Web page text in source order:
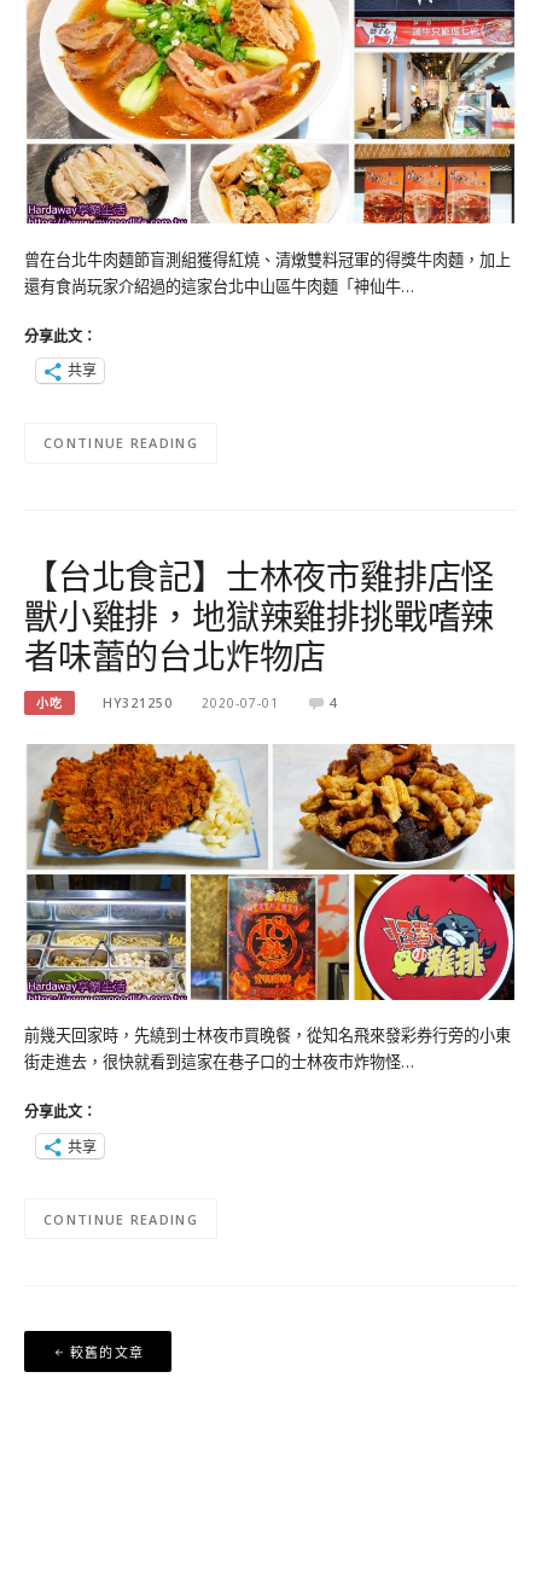
曾在台北牛肉麵節盲測組獲得紅燒、清燉雙料冠軍的得獎牛肉麵，加上
還有食尚玩家介紹過的這家台北中山區牛肉麵「神仙牛…
分享此文：
共享
CONTINUE READING
【台北食記】士林夜市雞排店怪
獸小雞排，地獄辣雞排挑戰嗜辣
者味蕾的台北炸物店
小吃 HY321250 2020-07-01 4
前幾天回家時，先繞到士林夜市買晚餐，從知名飛來發彩券行旁的小東
街走進去，很快就看到這家在巷子口的士林夜市炸物怪…
分享此文：
共享
CONTINUE READING
文
章
較舊的文章